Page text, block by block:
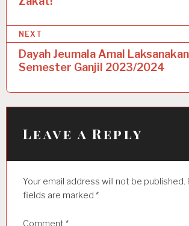
t
n
a
v
i
t
NEXT
Dayah Jeumala Amal
Semester Ganjil 2023/2024
Leave a Reply
Your email address will not be published.
fields are marked *
Comment *